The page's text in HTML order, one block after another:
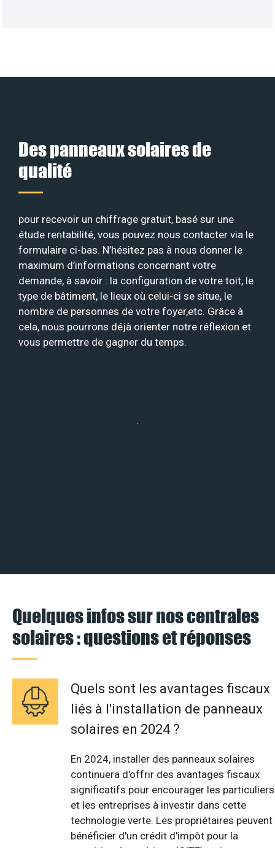
Des panneaux solaires de
qualité
pour recevoir un chiffrage gratuit, basé sur une
étude rentabilité, vous pouvez nous contacter via le
formulaire ci-bas. N’hésitez pas à nous donner le
maximum d’informations concernant votre
demande, à savoir : la configuration de votre toit, le
type de bâtiment, le lieux où celui-ci se situe, le
nombre de personnes de votre foyer,etc. Grâce à
cela, nous pourrons déjà orienter notre réflexion et
vous permettre de gagner du temps.
Quelques infos sur nos centrales
solaires : questions et réponses
Quels sont les avantages fiscaux
liés à l'installation de panneaux
solaires en 2024 ?
En 2024, installer des panneaux solaires
continuera d'offrir des avantages fiscaux
significatifs pour encourager les particuliers
et les entreprises à investir dans cette
technologie verte. Les propriétaires peuvent
bénéficier d'un crédit d'impôt pour la